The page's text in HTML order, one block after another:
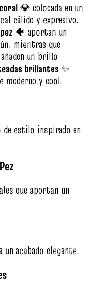
💎 colocada en un
cálido y expresivo.
🐠 aportan un
mientras que
un brillo
brillantes✨
y cool.
estilo inspirado en
que aportan un
acabado elegante.